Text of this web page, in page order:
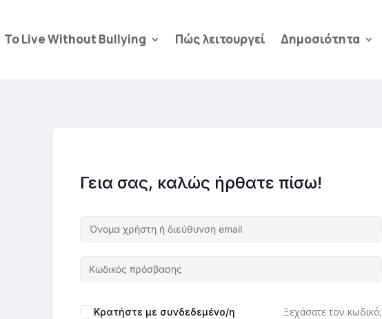
Το Live Without Bullying Πώς λειτουργεί Δημοσιότητα
Γεια σας, καλώς ήρθατε πίσω!
Κρατήστε με συνδεδεμένο/η Ξεχάσατε τον κωδικό;